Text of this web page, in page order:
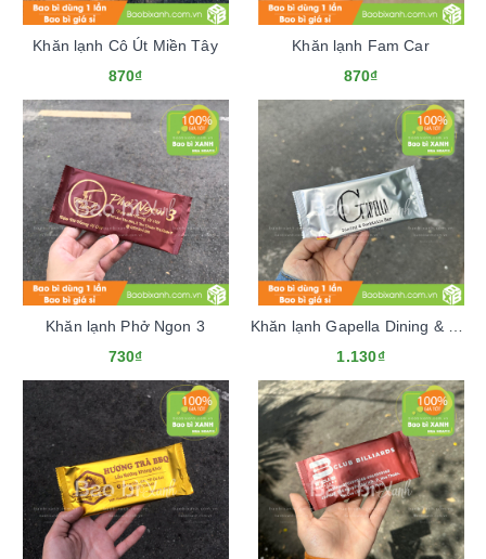
Khăn lạnh Cô Út Miền Tây
870₫
Khăn lạnh Fam Car
870₫
Khăn lạnh Phở Ngon 3
730₫
1.130₫